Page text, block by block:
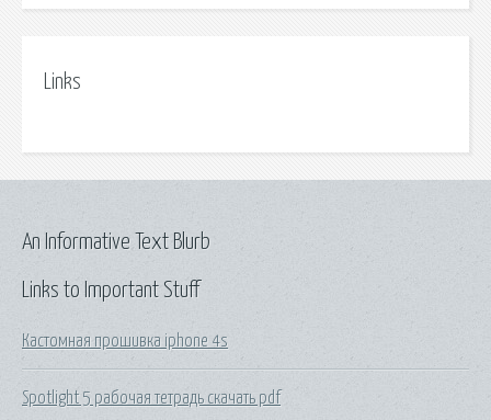
Links
Links to Important Stuff
Кастомная прошивка iphone 4s
Spotlight 5 рабочая тетрадь скачать pdf
An Informative Text Blurb